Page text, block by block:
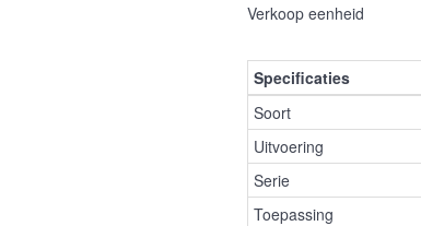
Verkoop eenheid
Specificaties
Soort
Uitvoering
Serie
Toepassing